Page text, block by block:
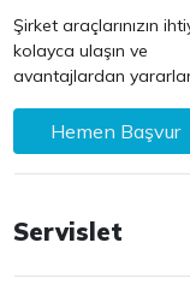
Şirket araçlarınızın
kolayca ulaşın ve
avantajlardan
Hemen Başvur
Servislet